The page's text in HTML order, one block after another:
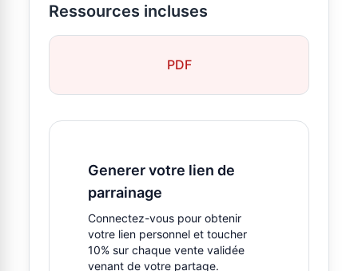
Ressources incluses
PDF
Generer votre lien de
parrainage
Connectez-vous pour obtenir
votre lien personnel et toucher
10% sur chaque vente validée
venant de votre partage.